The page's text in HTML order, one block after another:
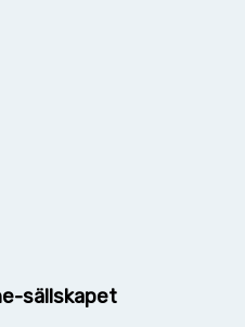
sällskapet